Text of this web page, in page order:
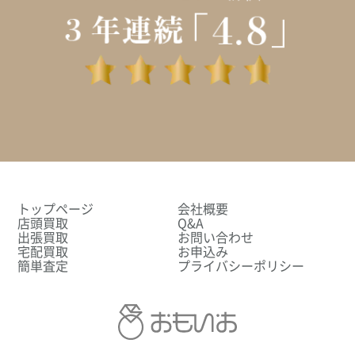
トップページ
店頭買取
出張買取
宅配買取
簡単査定
会社概要
Q&A
お問い合わせ
お申込み
プライバシーポリシー